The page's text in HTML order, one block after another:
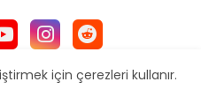
için çerezleri kullanır.